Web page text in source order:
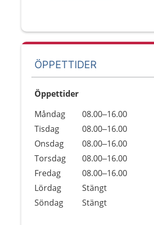
ÖPPETTIDER
Öppettider
Dag
Öppettider
Kommentarer
Måndag
08.00–16.00
Tisdag
08.00–16.00
Onsdag
08.00–16.00
Torsdag
08.00–16.00
Fredag
08.00–16.00
Lördag
Stängt
Söndag
Stängt